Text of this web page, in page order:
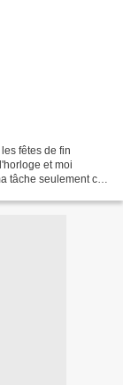
fêtes de fin
et moi
tâche seulement ces